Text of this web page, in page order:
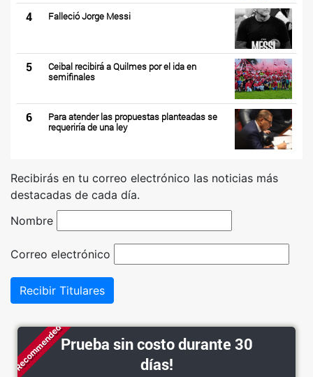
4 Falleció Jorge Messi
5
Ceibal recibirá a Quilmes por el ida en
semifinales
6
Para atender las propuestas planteadas se
requeriría de una ley
Recibirás en tu correo electrónico las noticias más
destacadas de cada día.
Nombre
Correo electrónico
Recibir Titulares
RecommendedPrueba sin costo durante 30
días!